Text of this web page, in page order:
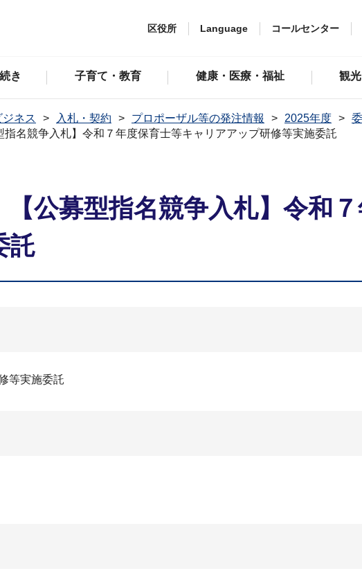
区役所 Language コールセンター
き 子育て・教育 健康・医療・福祉 観
ジネス 入札・契約 プロポーザル等の発注情報 2025年度
指名競争入札】令和７年度保育士等キャリアアップ研修等実施委託
【公募型指名競争入札】令和
託
等実施委託